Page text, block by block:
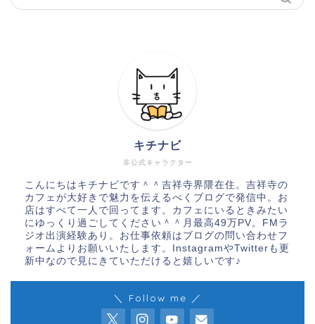
非公式キャラクター
キチナビ
こんにちはキチナビです＾＾吉祥寺界隈在住。吉祥寺の
カフェが大好きで魅力を伝えるべくブログで発信中。お
店はすべて一人で回ってます。カフェにいるときみたい
にゆっくり過ごしてください＾＾月最高49万PV。FMラ
ジオ出演経験あり。お仕事依頼はブログの問い合わせフ
ォームよりお願いいたします。InstagramやTwitterも更
新中なので見にきていただけると嬉しいです♪
＼ Follow me ／